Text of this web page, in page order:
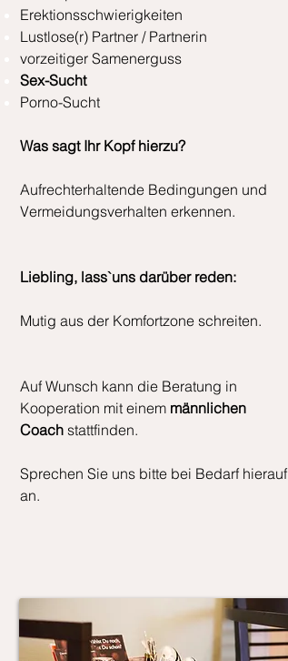
Erektionsschwierigkeiten
Lustlose(r) Partner / Partnerin
vorzeitiger Samenerguss
Sex-Sucht
Porno-Sucht
Was sagt Ihr Kopf hierzu?
Aufrechterhaltende Bedingungen und
Vermeidungsverhalten erkennen.
Liebling, lass`uns darüber reden:
Mutig aus der Komfortzone schreiten.
Auf Wunsch kann die Beratung in
Kooperation mit einem männlichen
Coach stattfinden.
Sprechen Sie uns bitte bei Bedarf hierauf
an.